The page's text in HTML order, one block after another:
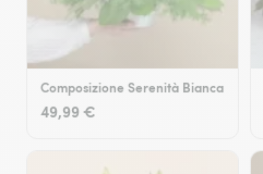
Composizione Serenità Bianca
49,99 €